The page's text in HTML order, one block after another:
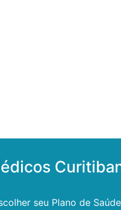
seu Plano de